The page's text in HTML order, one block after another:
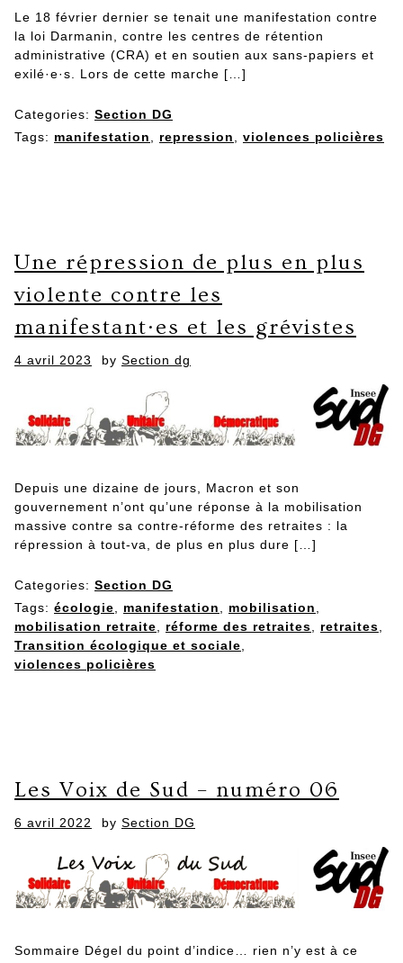
Le 18 février dernier se tenait une manifestation contre
la loi Darmanin, contre les centres de rétention
administrative (CRA) et en soutien aux sans-papiers et
exilé·e·s. Lors de cette marche […]
Categories: Section DG
Tags: manifestation repression violences policières
Une répression de plus en plus
violente contre les
manifestant·es et les grévistes
Posted
4 avril 2023 by Section dg
Depuis une dizaine de jours, Macron et son
gouvernement n’ont qu’une réponse à la mobilisation
massive contre sa contre-réforme des retraites : la
répression à tout-va, de plus en plus dure […]
Categories: Section DG
Tags: écologie manifestation mobilisation
mobilisation retraite
réforme des retraites retraites
Transition écologique et sociale
violences policières
Les Voix de Sud – numéro 06
Posted
6 avril 2022 by Section DG
Sommaire Dégel du point d’indice… rien n’y est à ce